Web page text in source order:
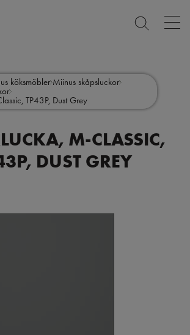
köksmöbler Miinus skåpsluckor
TP43P, Dust Grey
M-CLASSIC,
DUST GREY